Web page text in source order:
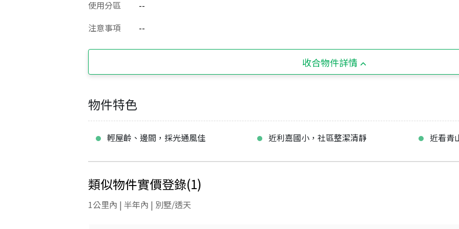
使用分區
--
注意事項
--
收合物件詳情
物件特色
輕屋齡、邊間，採光通風佳 近利嘉國小，社區整潔清靜 近看青
類似物件實價登錄(1)
1公里內 | 半年內 | 別墅/透天